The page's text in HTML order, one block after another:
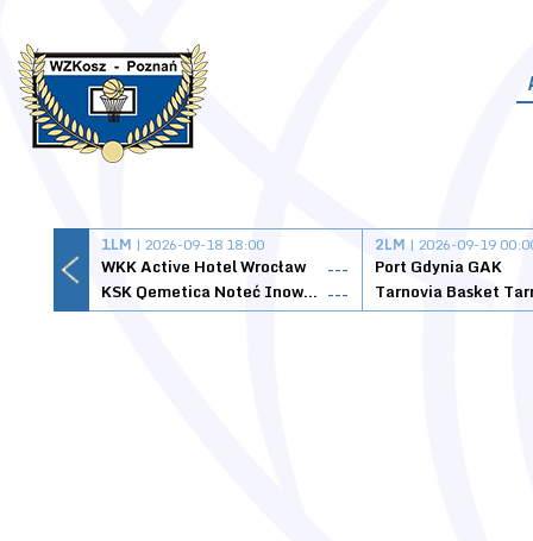
1LM | 2026-09-18 18:00
WKK Active Hotel Wrocław
---
KSK Qemetica Noteć Inowrocław ---
2LM | 2026-09-19
Port Gdynia GAK